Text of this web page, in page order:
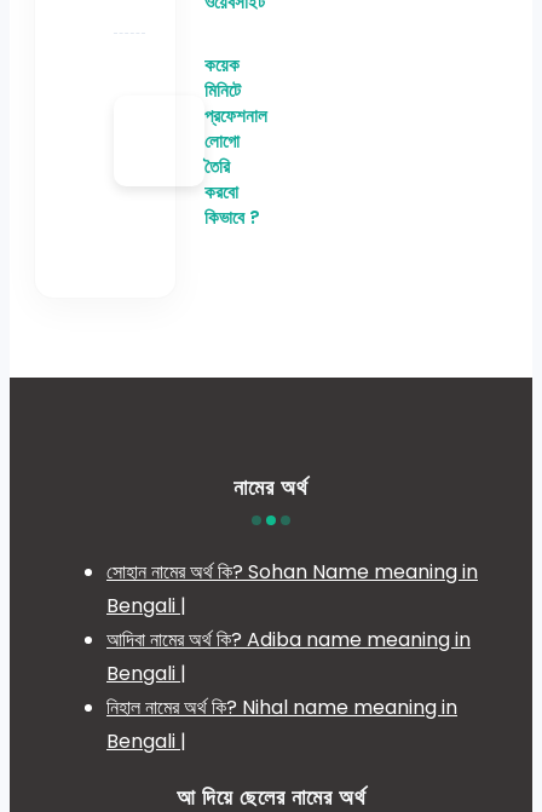
কয়েক
মিনিটে
প্রফেশনাল
লোগো
তৈরি
করবো
কিভাবে ?
নামের অর্থ
সোহান নামের অর্থ কি? Sohan Name meaning in
Bengali |
আদিবা নামের অর্থ কি? Adiba name meaning in
Bengali |
নিহাল নামের অর্থ কি? Nihal name meaning in
Bengali |
আ দিয়ে ছেলের নামের অর্থ